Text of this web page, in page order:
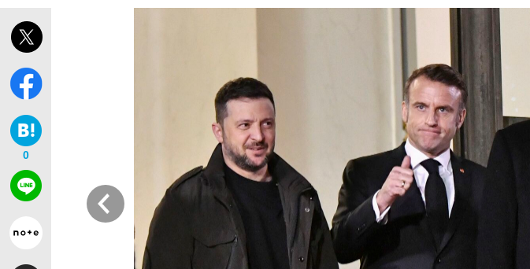
「敗因分析は一切聞かれなかった」侍ジャパン選手が証言した“NPB聞...
「目標達成できなかったからと言って…」サッカー日本代表・森保一監督...
0